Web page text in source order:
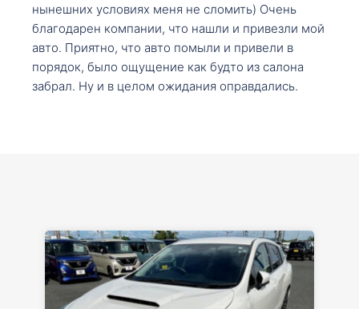
нынешних условиях меня не сломить) Очень
благодарен компании, что нашли и привезли мой
авто. Приятно, что авто помыли и привели в
порядок, было ощущение как будто из салона
забрал. Ну и в целом ожидания оправдались.